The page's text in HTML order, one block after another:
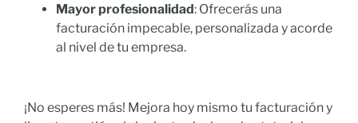
Mayor profesionalidad: Ofrecerás una
facturación impecable, personalizada y acorde
al nivel de tu empresa.
¡No esperes más! Mejora hoy mismo tu facturación y